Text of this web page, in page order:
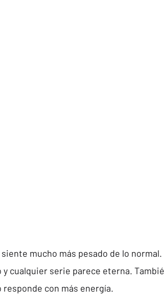
mucho más pesado de lo
cualquier serie parece eterna.
con más energía.